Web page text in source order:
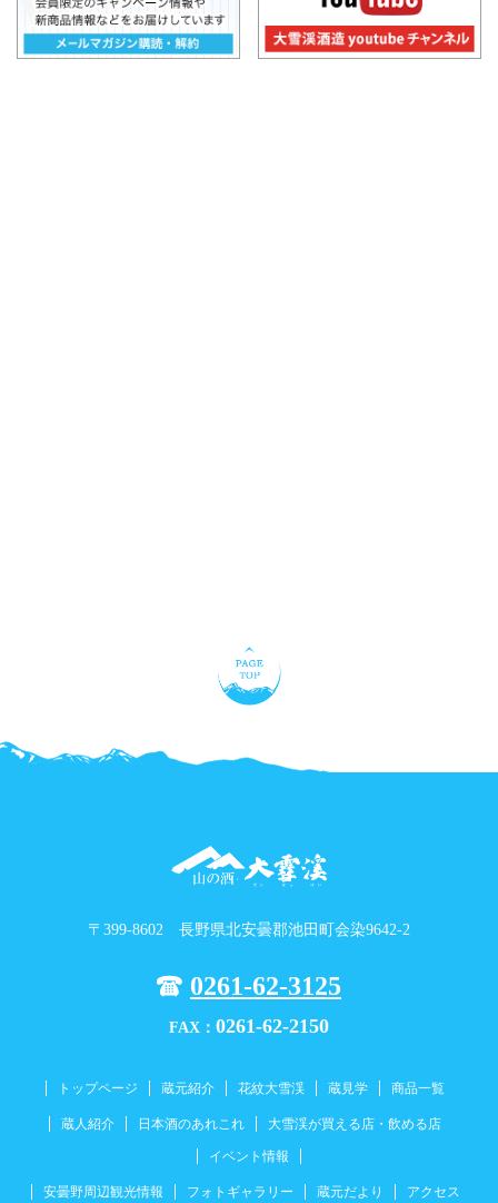
〒399-8602 長野県北安曇郡池田町会染9642-2
0261-62-3125
FAX： 0261-62-2150
トップページ 蔵元紹介 花紋大雪渓 蔵見学 商品一覧
蔵人紹介 日本酒のあれこれ 大雪渓が買える店・飲める店
イベント情報
安曇野周辺観光情報 フォトギャラリー 蔵元だより アクセス